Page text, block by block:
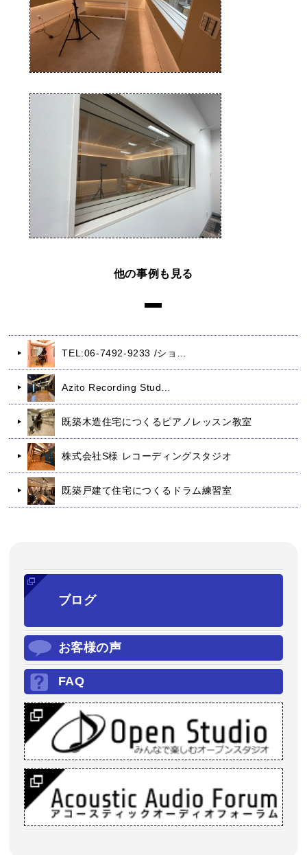
他の事例も見る
TEL:06-7492-9233 /ショ…
Azito Recording Stud…
既築木造住宅につくるピアノレッスン教室
株式会社S様 レコーディングスタジオ
既築戸建て住宅につくるドラム練習室
ブログ
お客様の声
FAQ